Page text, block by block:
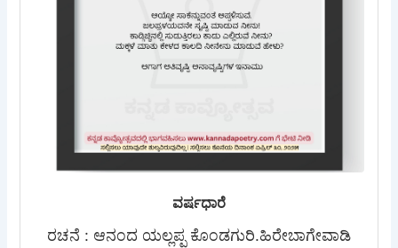
ವರ್ಷಧಾರೆ
ರಚನೆ : ಆನಂದ ಯಲ್ಲಪ್ಪ ಕೊಂಡಗುರಿ.ಹಿರೇಬಾಗೇವಾಡಿ